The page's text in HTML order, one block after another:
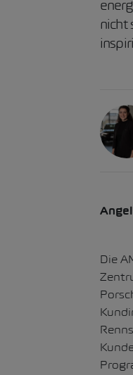
nicht
Die